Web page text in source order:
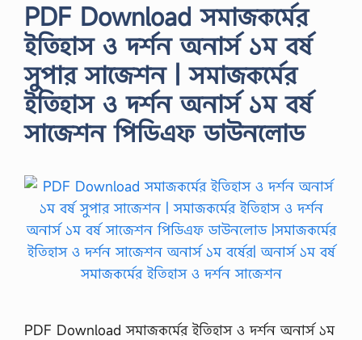
PDF Download সমাজকর্মের
ইতিহাস ও দর্শন অনার্স ১ম বর্ষ
সুপার সাজেশন | সমাজকর্মের
ইতিহাস ও দর্শন অনার্স ১ম বর্ষ
সাজেশন পিডিএফ ডাউনলোড
PDF Download সমাজকর্মের ইতিহাস ও দর্শন অনার্স ১ম